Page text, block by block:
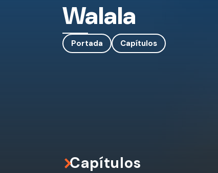
Walala
Portada Capítulos
Capítulos